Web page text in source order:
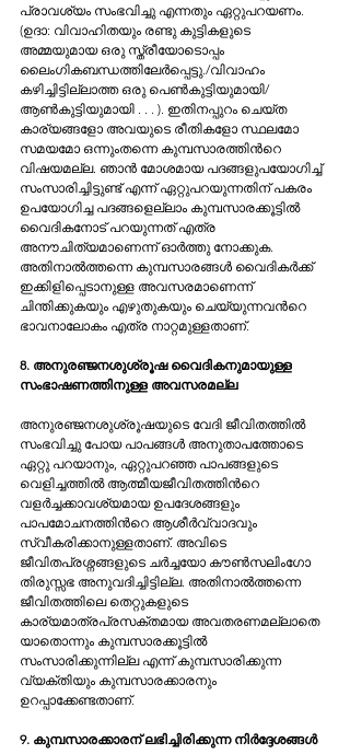
പ്രാവശ്യം സംഭവിച്ചു എന്നതും ഏറ്റുപറയണം.
(ഉദാ: വിവാഹിതയും രണ്ടു കുട്ടികളുടെ
അമ്മയുമായ ഒരു സ്ത്രീയോടൊപ്പം
ലൈംഗികബന്ധത്തിലേര്‍പ്പെട്ടു./വിവാഹം
കഴിച്ചിട്ടില്ലാത്ത ഒരു പെണ്‍കുട്ടിയുമായി/
ആണ്‍കുട്ടിയുമായി . . . ). ഇതിനപ്പുറം ചെയ്ത
കാര്യങ്ങളോ അവയുടെ രീതികളോ സ്ഥലമോ
സമയമോ ഒന്നുംതന്നെ കുമ്പസാരത്തിന്‍റെ
വിഷയമല്ല. ഞാന്‍ മോശമായ പദങ്ങളുപയോഗിച്ച്
സംസാരിച്ചിട്ടുണ്ട് എന്ന് ഏറ്റുപറയുന്നതിന് പകരം
ഉപയോഗിച്ച പദങ്ങളെല്ലാം കുമ്പസാരക്കൂട്ടില്‍
വൈദികനോട് പറയുന്നത് എത്ര
അനൗചിത്യമാണെന്ന് ഓര്‍ത്തു നോക്കുക.
അതിനാല്‍ത്തന്നെ കുമ്പസാരങ്ങള്‍ വൈദികര്‍ക്ക്
ഇക്കിളിപ്പെടാനുള്ള അവസരമാണെന്ന്
ചിന്തിക്കുകയും എഴുതുകയും ചെയ്യുന്നവന്‍റെ
ഭാവനാലോകം എത്ര നാറ്റമുള്ളതാണ്.
8. അനുരഞ്ജനശുശ്രൂഷ വൈദികനുമായുള്ള
സംഭാഷണത്തിനുള്ള അവസരമല്ല
അനുരഞ്ജനശുശ്രൂഷയുടെ വേദി ജീവിതത്തില്‍
സംഭവിച്ചു പോയ പാപങ്ങള്‍ അനുതാപത്തോടെ
ഏറ്റു പറയാനും, ഏറ്റുപറഞ്ഞ പാപങ്ങളുടെ
വെളിച്ചത്തില്‍ ആത്മീയജീവിതത്തിന്‍റെ
വളര്‍ച്ചക്കാവശ്യമായ ഉപദേശങ്ങളും
പാപമോചനത്തിന്‍റെ ആശീര്‍വ്വാദവും
സ്വീകരിക്കാനുള്ളതാണ്. അവിടെ
ജീവിതപ്രശ്നങ്ങളുടെ ചര്‍ച്ചയോ കൗണ്‍സലിംഗോ
തിരുസ്സഭ അനുവദിച്ചിട്ടില്ല. അതിനാല്‍ത്തന്നെ
ജീവിതത്തിലെ തെറ്റുകളുടെ
കാര്യമാത്രപ്രസക്തമായ അവതരണമല്ലാതെ
യാതൊന്നും കുമ്പസാരക്കൂട്ടില്‍
സംസാരിക്കുന്നില്ല എന്ന് കുമ്പസാരിക്കുന്ന
വ്യക്തിയും കുമ്പസാരക്കാരനും
ഉറപ്പാക്കേണ്ടതാണ്.
9. കുമ്പസാരക്കാരന് ലഭിച്ചിരിക്കുന്ന നിര്‍ദ്ദേശങ്ങള്‍